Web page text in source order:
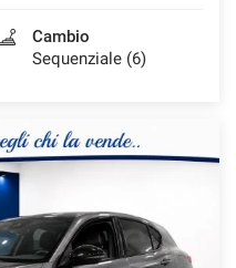
Cambio
Sequenziale (6)